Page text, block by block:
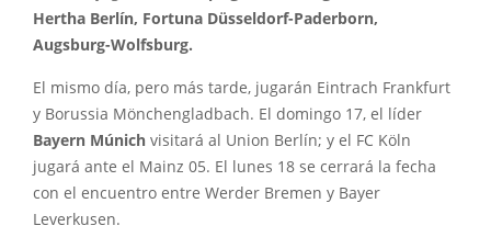
Hertha Berlín, Fortuna Düsseldorf-Paderborn,
Augsburg-Wolfsburg.
El mismo día, pero más tarde, jugarán Eintrach Frankfurt
y Borussia Mönchengladbach. El domingo 17, el líder
Bayern Múnich visitará al Union Berlín; y el FC Köln
jugará ante el Mainz 05. El lunes 18 se cerrará la fecha
con el encuentro entre Werder Bremen y Bayer
Leverkusen.